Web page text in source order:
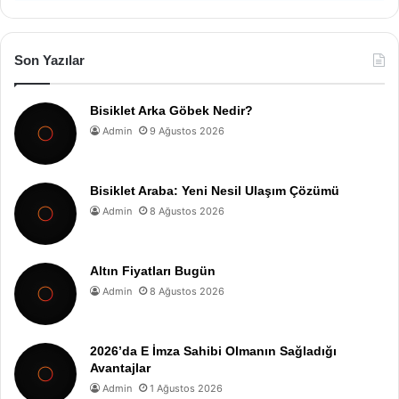
Son Yazılar
Bisiklet Arka Göbek Nedir?
Admin 9 Ağustos 2026
Bisiklet Araba: Yeni Nesil Ulaşım Çözümü
Admin 8 Ağustos 2026
Altın Fiyatları Bugün
Admin 8 Ağustos 2026
2026’da E İmza Sahibi Olmanın Sağladığı
Avantajlar
Admin 1 Ağustos 2026